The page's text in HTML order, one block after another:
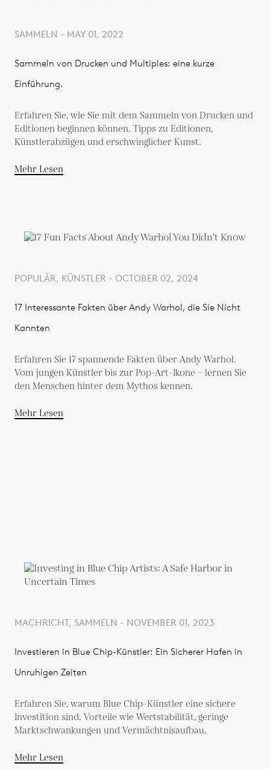
SAMMELN - MAY 01, 2022
Sammeln von Drucken und Multiples: eine kurze
Einführung.
Erfahren Sie, wie Sie mit dem Sammeln von Drucken und
Editionen beginnen können. Tipps zu Editionen,
Künstlerabzügen und erschwinglicher Kunst.
Mehr Lesen
POPULÄR, KÜNSTLER - OCTOBER 02, 2024
17 Interessante Fakten über Andy Warhol, die Sie Nicht
Kannten
Erfahren Sie 17 spannende Fakten über Andy Warhol.
Vom jungen Künstler bis zur Pop-Art-Ikone – lernen Sie
den Menschen hinter dem Mythos kennen.
Mehr Lesen
MACHRICHT, SAMMELN - NOVEMBER 01, 2023
Investieren in Blue Chip-Künstler: Ein Sicherer Hafen in
Unruhigen Zeiten
Erfahren Sie, warum Blue Chip-Künstler eine sichere
Investition sind. Vorteile wie Wertstabilität, geringe
Marktschwankungen und Vermächtnisaufbau.
Mehr Lesen